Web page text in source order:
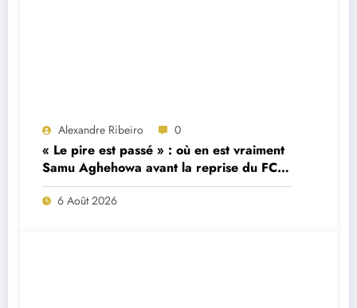
Alexandre Ribeiro 0
« Le pire est passé » : où en est vraiment
Samu Aghehowa avant la reprise du FC
Porto ?
6 Août 2026